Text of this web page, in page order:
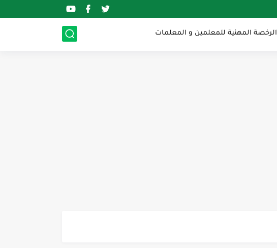
الرخصة المهنية للمعلمين و المعلمات